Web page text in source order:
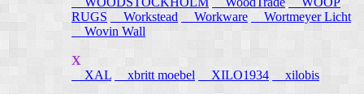
RUGS
Workstead Workware
Wortmeyer Licht
Wovin Wall
X
XAL
xbritt moebel XILO1934 xilobis